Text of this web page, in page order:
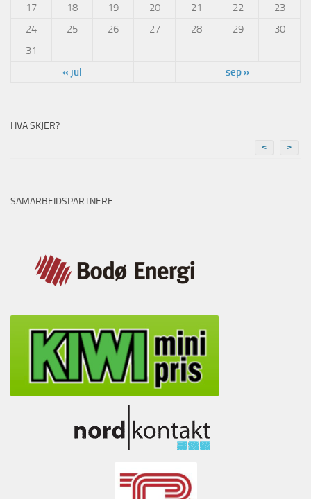
17
18 19 20 21 22
23
24
25 26 27 28 29
30
31
« jul
sep »
HVA SKJER?
< >
SAMARBEIDSPARTNERE